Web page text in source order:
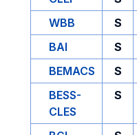
WBB
S
BAI
S
BEMACS
S
BESS-
CLES
S